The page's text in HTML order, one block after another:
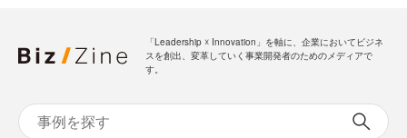
「Leadership ☓ Innovation」を軸に、企業においてビジネ
スを創出、変革していく事業開発者のためのメディアで
す。